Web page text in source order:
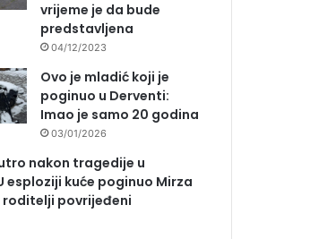
vrijeme je da bude
predstavljena
04/12/2023
Ovo je mladić koji je
poginuo u Derventi:
Imao je samo 20 godina
03/01/2026
nakon tragedije u
esploziji kuće poginuo Mirza
roditelji povrijeđeni